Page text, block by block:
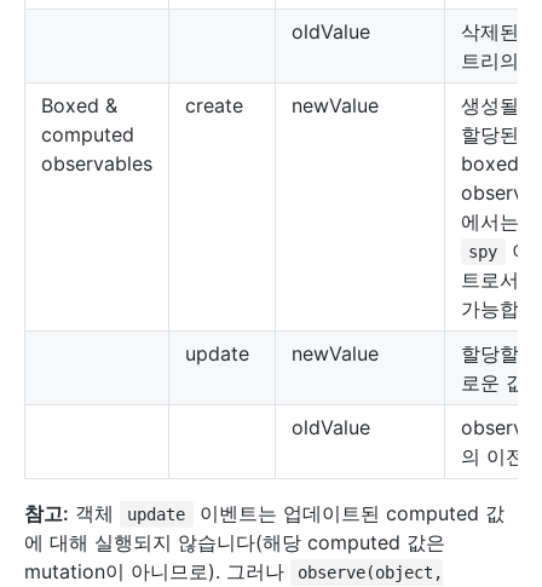
oldValue
삭제된
트리의
Boxed &
computed
observables
create newValue
생성될
할당된
boxed
에서는
spy
이
트로서만
가능합
update
newValue
할당할
로운 값
oldValue
의 이전
참고: 객체 update
이벤트는 업데이트된 computed 값
에 대해 실행되지 않습니다(해당 computed 값은
mutation이 아니므로). 그러나
observe(object,